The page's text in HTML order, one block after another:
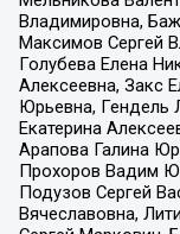
Владимировна,
Максимов Сергей
Голубева Елена
Алексеевна, Закс
Юрьевна, Гендель
Екатерина
Арапова Галина
Прохоров Вадим
Подузов Сергей
Вячеславовна,